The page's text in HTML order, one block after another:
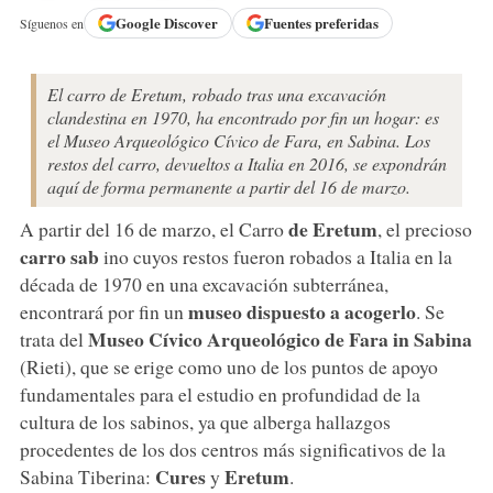
Síguenos en GoogleDiscover Fuentes preferidas
El carro de Eretum, robado tras una excavación
clandestina en 1970, ha encontrado por fin un hogar: es
el Museo Arqueológico Cívico de Fara, en Sabina. Los
restos del carro, devueltos a Italia en 2016, se expondrán
aquí de forma permanente a partir del 16 de marzo.
A partir del 16 de marzo, el Carrode Eretum, el precioso
carro sab ino cuyos restos fueron robados a Italia en la
década de 1970 en una excavación subterránea,
encontrará por fin un museo dispuesto a acogerlo. Se
trata del Museo Cívico Arqueológico deFara in Sabina
(Rieti), que se erige como uno de los puntos de apoyo
fundamentales para el estudio en profundidad de la
cultura de los sabinos, ya que alberga hallazgos
procedentes de los dos centros más significativos de la
Sabina Tiberina: Curesy Eretum.